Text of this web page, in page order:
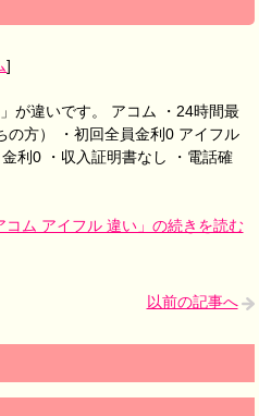
]
が違いです。 アコム ・24時間最
の方） ・初回全員金利0 アイフル
利0 ・収入証明書なし ・電話確
コム アイフル 違い」の続きを読む
以前の記事へ